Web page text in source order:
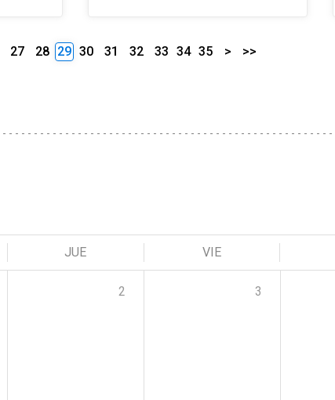
27 28 29 30 31 32 33 34 35 > >>
JUE VIE
2 3